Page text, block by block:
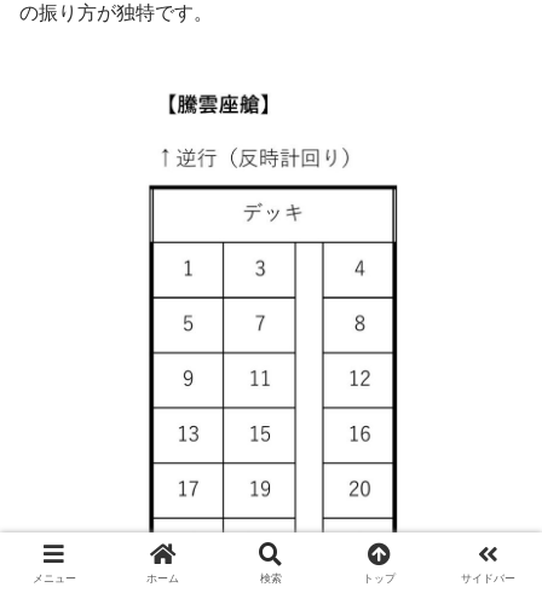
の振り方が独特です。
メニュー ホーム 検索 トップ サイドバー